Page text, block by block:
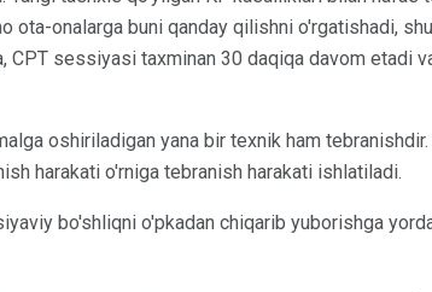
ota-onalarga buni qanday qilishni o'rgatishadi,
CPT sessiyasi taxminan 30 daqiqa davom etadi
oshiriladigan yana bir texnik ham tebranishdir.
harakati o'rniga tebranish harakati ishlatiladi.
bo'shliqni o'pkadan chiqarib yuborishga